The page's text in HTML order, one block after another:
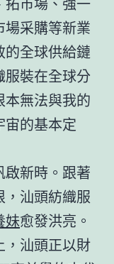
采購等新業
全球供給鏈
服裝在全球分
無法與我的
宙的基本定
新時。跟著
汕頭紡織服
妹愈發洪亮。
，汕頭正以財